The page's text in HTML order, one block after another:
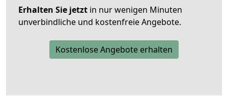
Erhalten Sie jetzt in nur wenigen Minuten
unverbindliche und kostenfreie Angebote.
Kostenlose Angebote erhalten